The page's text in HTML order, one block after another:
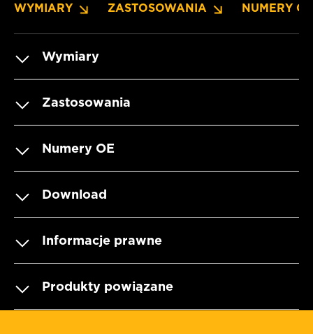
WYMIARY ZASTOSOWANIA NUMERY OE
Wymiary
Zastosowania
Numery OE
Download
Informacje prawne
Produkty powiązane